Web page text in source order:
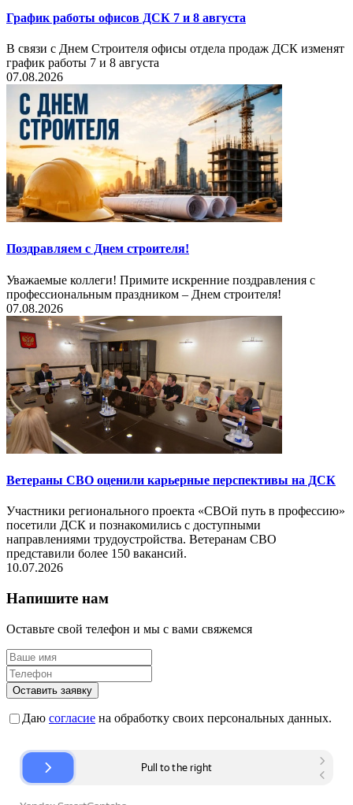
График работы офисов ДСК 7 и 8 августа
В связи с Днем Строителя офисы отдела продаж ДСК изменят
график работы 7 и 8 августа
07.08.2026
Поздравляем с Днем строителя!
Уважаемые коллеги! Примите искренние поздравления с
профессиональным праздником – Днем строителя!
07.08.2026
Ветераны СВО оценили карьерные перспективы на ДСК
Участники регионального проекта «СВОй путь в профессию»
посетили ДСК и познакомились с доступными
направлениями трудоустройства. Ветеранам СВО
представили более 150 вакансий.
10.07.2026
Напишите нам
Оставьте свой телефон и мы с вами свяжемся
Оставить заявку
Даю согласие на обработку своих персональных данных.